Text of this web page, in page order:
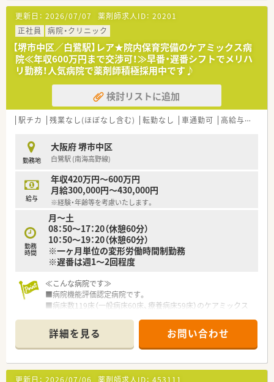
【法人特徴について】
■大阪を中心に18店舗を展開し、医療と介護の両軸から地域を
支える成長企業で、離職率3.4％という定着率が自慢です。
■健康経営優良法人やくるみんマークの認定を受けており、従業
員の心身の健康と子育てを全力で支援する社風があります。
■カンボジアへも進出するなど志が高く、2028年までに23店舗
体制を目指して着実に店舗数を拡大している法人です。
【勤務実態について】
■所定労働時間は月160時間で調整されており、他社と比較して
年間で約1ヶ月分も就業時間が短い点が大きな魅力です。
前の準備時間も労働時間として計上される透明な環境です。
■残業は月平均5時間程度と非常に少なく、仕事終わりの時間も
大切にしながらメリハリを持って長期的に就業可能です。
【こんな取り組みをしています】
■wevoxを用いた満足度調査を隔月で実施し、現場の声を反映し
た組織改善を継続的に行うことで働きやすさを追求していま
す。
■ 最新の全自動分包機などの機器を積極的に導入し、調剤過誤
の防止と業務効率化を徹底して対人業務の時間を創出していま
す。
■サークル活動には補助金が出る制度があり、共通の趣味を持つ
更新日： 2026/07/07 薬剤師求人ID： 20201
正社員
病院・クリニック
【堺市中区／白鷺駅】レア★院内保育完備のケアミックス病
院≪年収600万円まで交渉可！≫早番・遅番シフトでメリハ
リ勤務！人気病院で薬剤師積極採用中です♪
検討リストに追加
駅チカ 残業なし(ほぼなし含む) 転勤なし 車通勤可 高給与(600万円以上)
勤務地
大阪府 堺市中区
白鷺駅 (南海高野線)
給与
年収420万円～600万円
月給300,000円～430,000円
※経験・年齢等を考慮いたします。
勤務
時間
月～土
08：50～17：20（休憩60分）
10：50～19：20（休憩60分）
※一ヶ月単位の変形労働時間制勤務
※遅番は週1～2回程度
≪こんな病院です≫
■病院機能評価認定病院です。
■病床数119床（一般病床60床、療養病床59床）のケアミックス
■院内調剤のため外来対応と病院業務どちらも経験を積める環
境です。
■院内保育もあるため子育て中のママさん薬剤師さんでも安心
してお預けできます。
■女子寮も完備しており、遠方の方でもご勤務いただくことがで
詳細を見る お問い合わせ
更新日： 2026/07/06 薬剤師求人ID： 453111